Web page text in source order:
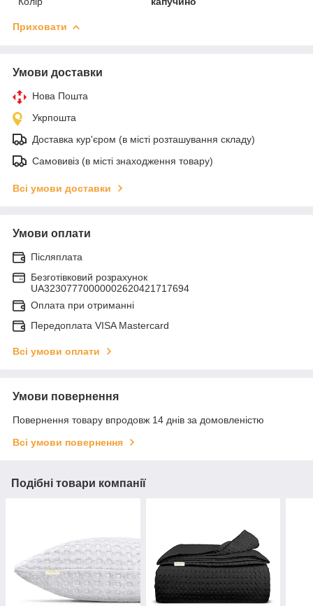
Приховати
Умови доставки
Нова Пошта
Укрпошта
Доставка кур'єром (в місті розташування складу)
Самовивіз (в місті знаходження товару)
Всі умови доставки
Умови оплати
Післяплата
Безготівковий розрахунок
UA32307770000002620421717694
Оплата при отриманні
Передоплата VISA Mastercard
Всі умови оплати
Умови повернення
Повернення товару впродовж 14 днів за домовленістю
Всі умови повернення
Подібні товари компанії